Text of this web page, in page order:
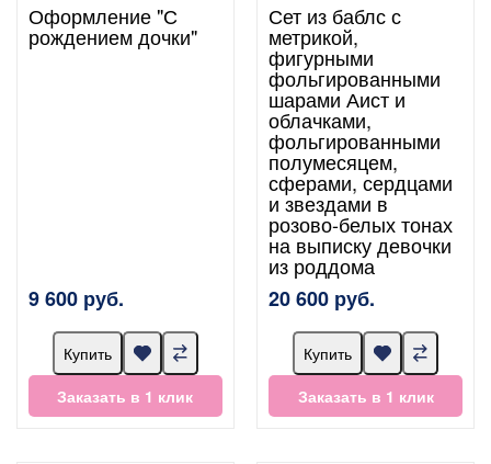
Оформление "С
рождением дочки"
9 600 руб.
Купить
Заказать в 1 клик
Сет из баблс с
метрикой,
фигурными
фольгированными
шарами Аист и
облачками,
фольгированными
полумесяцем,
сферами, сердцами
и звездами в
розово-белых тонах
на выписку девочки
из роддома
20 600 руб.
Купить
Заказать в 1 клик